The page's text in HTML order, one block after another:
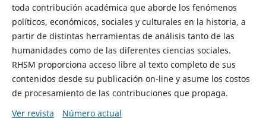
toda contribución académica que aborde los fenómenos
políticos, económicos, sociales y culturales en la historia, a
partir de distintas herramientas de análisis tanto de las
humanidades como de las diferentes ciencias sociales.
RHSM proporciona acceso libre al texto completo de sus
contenidos desde su publicación on-line y asume los costos
de procesamiento de las contribuciones que propaga.
Ver revista
Número actual